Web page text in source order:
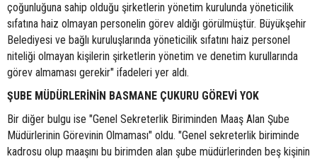
çoğunluğuna sahip olduğu şirketlerin yönetim kurulunda yöneticilik
sıfatına haiz olmayan personelin görev aldığı görülmüştür. Büyükşehir
Belediyesi ve bağlı kuruluşlarında yöneticilik sıfatını haiz personel
niteliği olmayan kişilerin şirketlerin yönetim ve denetim kurullarında
görev almaması gerekir" ifadeleri yer aldı.
ŞUBE MÜDÜRLERİNİN BASMANE ÇUKURU GÖREVİ YOK
Bir diğer bulgu ise "Genel Sekreterlik Biriminden Maaş Alan Şube
Müdürlerinin Görevinin Olmaması" oldu. "Genel sekreterlik biriminde
kadrosu olup maaşını bu birimden alan şube müdürlerinden beş kişinin